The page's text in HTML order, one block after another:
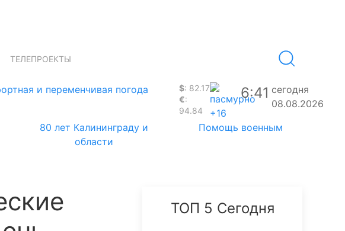
ТЕЛЕПРОЕКТЫ
и переменчивая погода $: 82.17
€:
94.84
+16
6:41 сегодня
08.08.2026
80 лет Калининграду и
области
Помощь военным
ТОП 5 Сегодня